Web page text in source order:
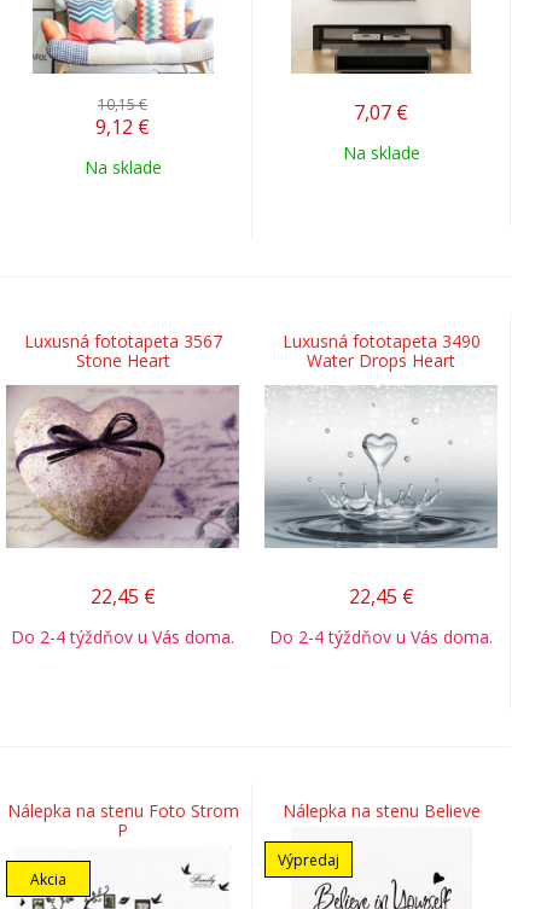
10,15 €
9,12 €
Na sklade
7,07 €
Na sklade
Luxusná fototapeta 3567
Stone Heart
22,45 €
Do 2-4 týždňov u Vás doma.
Luxusná fototapeta 3490
Water Drops Heart
22,45 €
Do 2-4 týždňov u Vás doma.
Nálepka na stenu Foto Strom
P
Akcia
Nálepka na stenu Believe
Výpredaj